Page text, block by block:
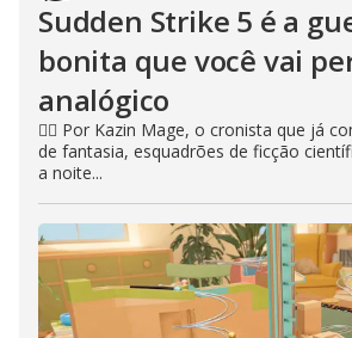
Sudden Strike 5 é a
bonita que você vai
analógico
🧙‍♂️ Por Kazin Mage, o cronista que já
de fantasia, esquadrões de ficção
a noite...